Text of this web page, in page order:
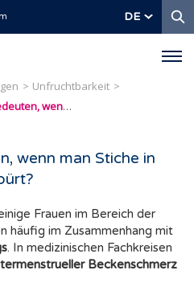
DE
Unfruchtbarkeit
Was kann es bedeuten, wenn man Stiche in den Eierstöcken verspürt?
wenn man Stiche in
Frauen im Bereich der
häufig im Zusammenhang mit
. In medizinischen Fachkreisen
Beckenschmerz